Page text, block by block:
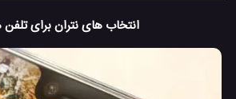
انتخاب های نتران برای تلفن